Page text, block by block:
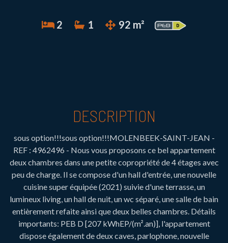
2 1 92 m²
DESCRIPTION
sous option!!!sous option!!!MOLENBEEK-SAINT-JEAN -
REF : 4962496 - Nous vous proposons ce bel appartement
deux chambres dans une petite copropriété de 4 étages avec
peu de charge. Il se compose d'un hall d'entrée, une nouvelle
cuisine super équipée (2021) suivie d'une terrasse, un
lumineux living, un hall de nuit, un wc séparé, une salle de bain
entièrement refaite ainsi que deux belles chambres. Détails
importants: PEB D [207 kWhEP/(m².an)], l'appartement
dispose également de deux caves, parlophone, nouvelle